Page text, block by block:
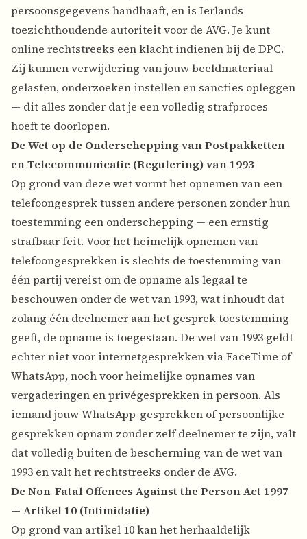
persoonsgegevens handhaaft, en is Ierlands
toezichthoudende autoriteit voor de AVG. Je kunt
online rechtstreeks een klacht indienen bij de DPC.
Zij kunnen verwijdering van jouw beeldmateriaal
gelasten, onderzoeken instellen en sancties opleggen
— dit alles zonder dat je een volledig strafproces
hoeft te doorlopen.
De Wet op de Onderschepping van Postpakketten
en Telecommunicatie (Regulering) van 1993
Op grond van deze wet vormt het opnemen van een
telefoongesprek tussen andere personen zonder hun
toestemming een onderschepping — een ernstig
strafbaar feit. Voor het heimelijk opnemen van
telefoongesprekken is slechts de toestemming van
één partij vereist om de opname als legaal te
beschouwen onder de wet van 1993, wat inhoudt dat
zolang één deelnemer aan het gesprek toestemming
geeft, de opname is toegestaan. De wet van 1993 geldt
echter niet voor internetgesprekken via FaceTime of
WhatsApp, noch voor heimelijke opnames van
vergaderingen en privégesprekken in persoon. Als
iemand jouw WhatsApp-gesprekken of persoonlijke
gesprekken opnam zonder zelf deelnemer te zijn, valt
dat volledig buiten de bescherming van de wet van
1993 en valt het rechtstreeks onder de AVG.
De Non-Fatal Offences Against the Person Act 1997
— Artikel 10 (Intimidatie)
Op grond van artikel 10 kan het herhaaldelijk